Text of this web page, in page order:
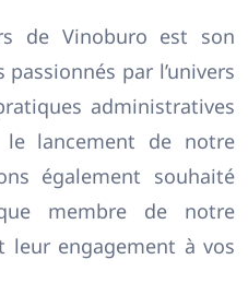
de Vinoburo est son
par l’univers
administratives
le lancement de notre
également souhaité
membre de notre
leur engagement à vos